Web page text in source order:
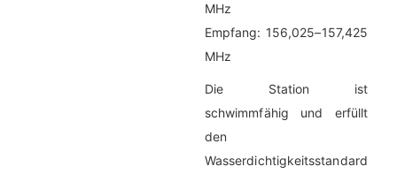
MHz
Empfang: 156,025–157,425
MHz
Die Station ist
schwimmfähig und erfüllt
den
Wasserdichtigkeitsstandard